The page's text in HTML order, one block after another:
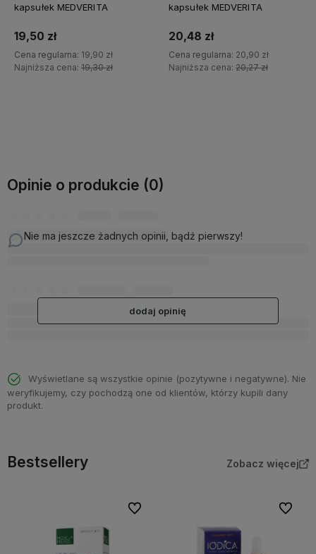
kapsułek MEDVERITA
19,50 zł
Cena regularna: 19,90 zł
Najniższa cena: 19,30 zł
kapsułek MEDVERITA
20,48 zł
Cena regularna: 20,90 zł
Najniższa cena: 20,27 zł
Opinie o produkcie (0)
Nie ma jeszcze żadnych opinii, bądź pierwszy!
dodaj opinię
Wyświetlane są wszystkie opinie (pozytywne i negatywne). Nie
weryfikujemy, czy pochodzą one od klientów, którzy kupili dany
produkt.
Bestsellery Zobacz więcej
Do ulubionych Do